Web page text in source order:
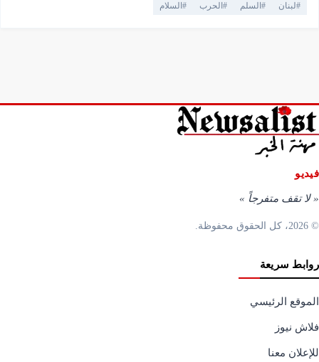
#pressfreedom #facts #currentaffairs #trending #lebanonnews
#لبنان # السلم # الحرب # السلام
فيديو
«لا تقف متفرجاً »
© 2026، كل الحقوق محفوظة.
روابط سريعة
الموقع الرئيسي
فلاش نيوز
للإعلان معنا